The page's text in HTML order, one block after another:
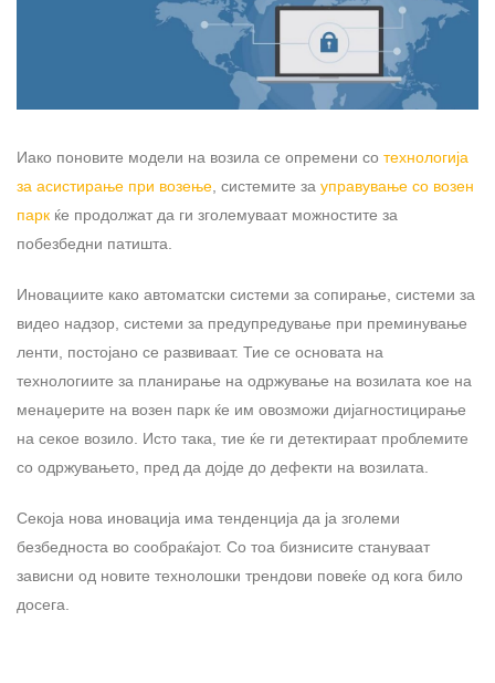
Иако поновите модели на возила се опремени со технологија
за асистирање при возење , системите за управување со возен
парк ќе продолжат да ги зголемуваат можностите за
побезбедни патишта.
Иновациите како автоматски системи за сопирање, системи за
видео надзор, системи за предупредување при преминување
ленти, постојано се развиваат. Тие се основата на
технологиите за планирање на одржување на возилата кое на
менаџерите на возен парк ќе им овозможи дијагностицирање
на секое возило. Исто така, тие ќе ги детектираат проблемите
со одржувањето, пред да дојде до дефекти на возилата.
Секоја нова иновација има тенденција да ја зголеми
безбедноста во сообраќајот. Со тоа бизнисите стануваат
зависни од новите технолошки трендови повеќе од кога било
досега.